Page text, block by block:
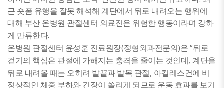
근 숏폼 유행을 잘못 해석해 계단에서 뒤로 내려오는 행위에
대해 부산 온병원 관절센터 의료진은 위험한 행동이라며 강하
게 만류한다.
온병원 관절센터 윤성훈 진료원장(정형외과전문의)은 “뒤로
걷기의 핵심은 관절에 가해지는 충격을 줄이는 것인데 , 계단을
뒤로 내려올 때는 오히려 발끝과 발목 관절, 아킬레스건에 비
정상적인 체중 부하와 긴장이 쏠리게 되므로 운동 효과를 보기